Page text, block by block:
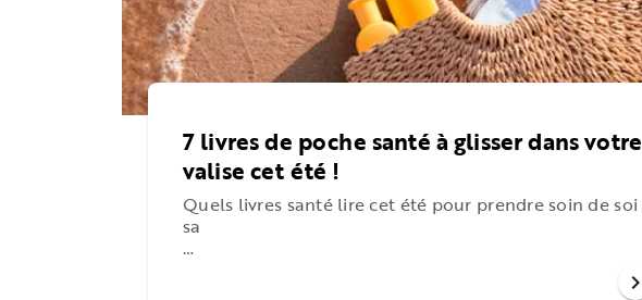
7 livres de poche santé à glisser dans votre
valise cet été !
Quels livres santé lire cet été pour prendre soin de soi
sa
…
chevron_right